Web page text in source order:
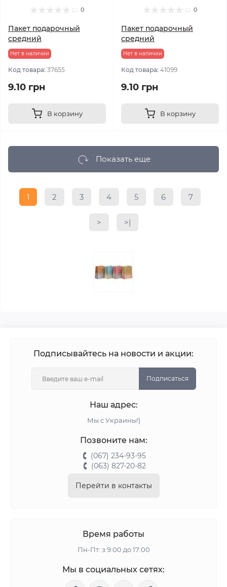
0
Пакет подарочный
средний
Нет в наличии
Код товара: 37655
9.10 грн
В корзину
0
Пакет подарочный
средний
Нет в наличии
Код товара: 41099
9.10 грн
В корзину
Показать еще
1 2 3 4 5 6 7
> >|
Подписывайтесь на новости и акции:
Подписаться
Наш адрес:
Мы с Украины!)
Позвоните нам:
(067) 234-93-95
(063) 827-20-82
Перейти в контакты
Время работы
Пн-Пт: з 9:00 до 17:00
Мы в социальных сетях: